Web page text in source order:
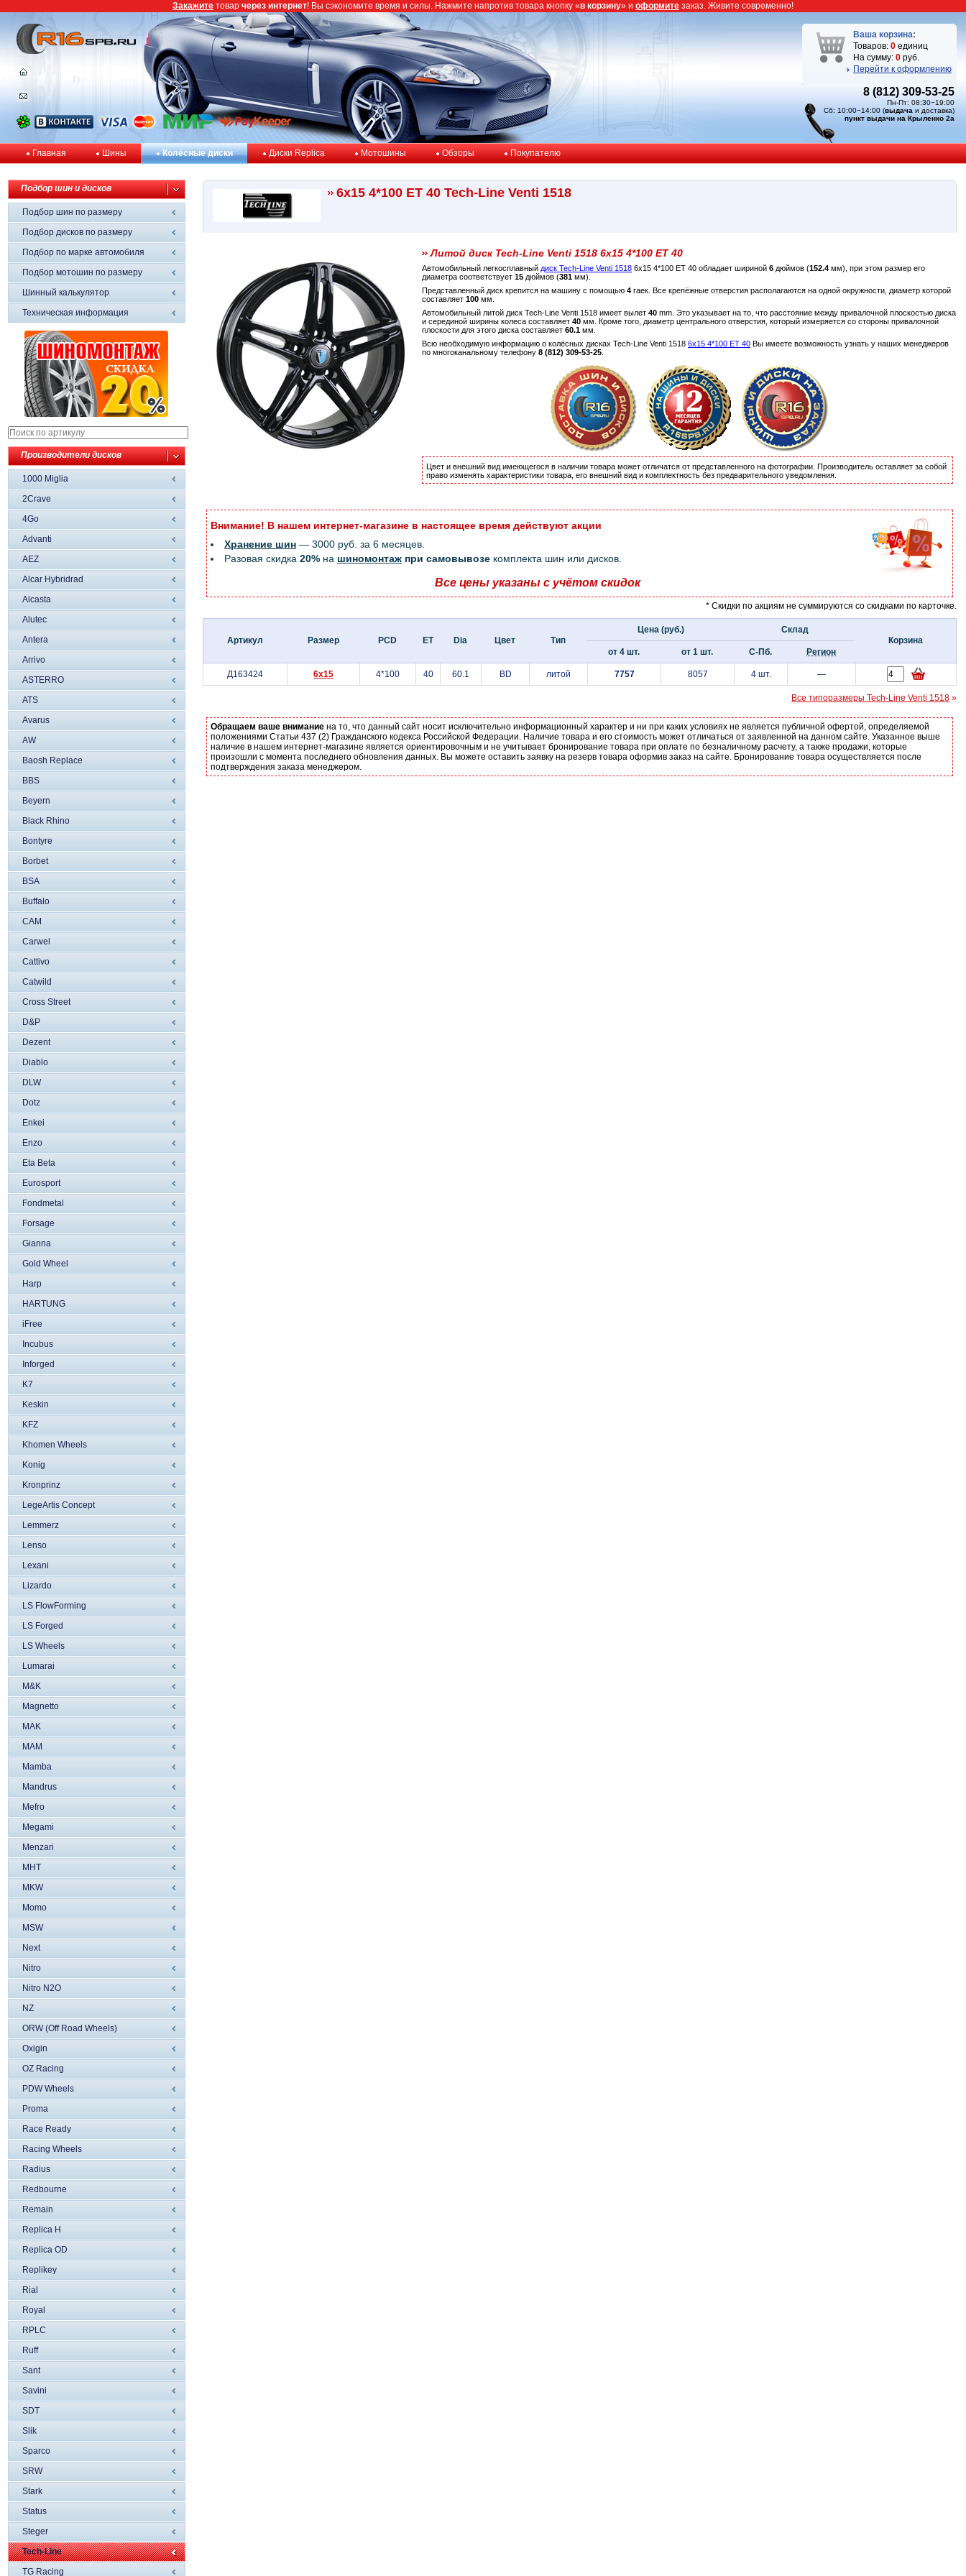
Ваша корзина:
Товаров: 0 единиц
На сумму: 0 руб.
Перейти к оформлению
8 (812) 309-53-25
Пн-Пт: 08:30−19:00
Сб: 10:00−14:00 (выдача и доставка)
пункт выдачи на Крыленко 2а
Главная Шины Колёсные диски Диски Replica Мотошины Обзоры Покупателю
Подбор шин и дисков
Подбор шин по размеру
Подбор дисков по размеру
Подбор по марке автомобиля
Подбор мотошин по размеру
Шинный калькулятор
Техническая информация
Производители дисков
1000 Miglia
2Crave
4Go
Advanti
AEZ
Alcar Hybridrad
Alcasta
Alutec
Antera
Arrivo
ASTERRO
ATS
Avarus
AW
Baosh Replace
BBS
Beyern
Black Rhino
Bontyre
Borbet
BSA
Buffalo
CAM
Carwel
Cattivo
Catwild
Cross Street
D&P
Dezent
Diablo
DLW
Dotz
Enkei
Enzo
Eta Beta
Eurosport
Fondmetal
Forsage
Gianna
Gold Wheel
Harp
HARTUNG
iFree
Incubus
Inforged
K7
Keskin
KFZ
Khomen Wheels
Konig
Kronprinz
LegeArtis Concept
Lemmerz
Lenso
Lexani
Lizardo
LS FlowForming
LS Forged
LS Wheels
Lumarai
M&K
Magnetto
MAK
MAM
Mamba
Mandrus
Mefro
Megami
Menzari
MHT
MKW
Momo
MSW
Next
Nitro
Nitro N2O
NZ
ORW (Off Road Wheels)
Oxigin
OZ Racing
PDW Wheels
Proma
Race Ready
Racing Wheels
Radius
Redbourne
Remain
Replica H
Replica OD
Replikey
Rial
Royal
RPLC
Ruff
Sant
Savini
SDT
Slik
Sparco
SRW
Stark
Status
Steger
Tech-Line
TG Racing
6x15 4*100 ET 40 Tech-Line Venti 1518
Литой диск Tech-Line Venti 1518 6x15 4*100 ET 40
Автомобильный легкосплавный диск Tech-Line Venti 1518 6x15 4*100 ET 40 обладает шириной 6 дюймов (152.4 мм), при этом размер его
диаметра соответствует 15 дюймов (381 мм).
Представленный диск крепится на машину с помощью 4 гаек. Все крепёжные отверстия располагаются на одной окружности, диаметр которой
составляет 100 мм.
Автомобильный литой диск Tech-Line Venti 1518 имеет вылет 40 mm. Это указывает на то, что расстояние между привалочной плоскостью диска
и серединой ширины колеса составляет 40 мм. Кроме того, диаметр центрального отверстия, который измеряется со стороны привалочной
плоскости для этого диска составляет 60.1 мм.
Всю необходимую информацию о колёсных дисках Tech-Line Venti 1518 6x15 4*100 ET 40 Вы имеете возможность узнать у наших менеджеров
по многоканальному телефону 8 (812) 309-53-25
Цвет и внешний вид имеющегося в наличии товара может отличатся от представленного на фотографии. Производитель оставляет за собой
право изменять характеристики товара, его внешний вид и комплектность без предварительного уведомления.
Внимание! В нашем интернет-магазине в настоящее время действуют акции
Хранение шин — 3000 руб. за 6 месяцев.
Разовая скидка 20% на шиномонтаж при самовывозе комплекта шин или дисков.
Все цены указаны с учётом скидок
* Скидки по акциям не суммируются со скидками по карточке.
Артикул Размер PCD ET Dia Цвет Тип
Цена (руб.)
Склад
Корзина
от 4 шт.
от 1 шт. С-Пб. Регион
Д163424 6x15 4*100 40 60.1 BD литой 7757 8057 4 шт. —
Все типоразмеры Tech-Line Venti 1518 »
Обращаем ваше внимание на то, что данный сайт носит исключительно информационный характер и ни при каких условиях не является публичной офертой, определяемой
положениями Статьи 437 (2) Гражданского кодекса Российской Федерации. Наличие товара и его стоимость может отличаться от заявленной на данном сайте. Указанное выше
наличие в нашем интернет-магазине является ориентировочным и не учитывает бронирование товара при оплате по безналичному расчету, а также продажи, которые
произошли с момента последнего обновления данных. Вы можете оставить заявку на резерв товара оформив заказ на сайте. Бронирование товара осуществляется после
подтверждения заказа менеджером.
Закажите товар через интернет! Вы сэкономите время и силы. Нажмите напротив товара кнопку «в корзину» и оформите заказ. Живите современно!